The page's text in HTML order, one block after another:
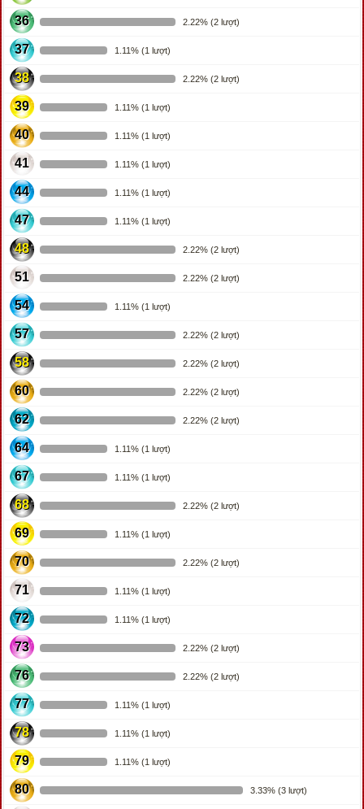
36 2.22% (2 lượt)
37 1.11% (1 lượt)
38 2.22% (2 lượt)
39 1.11% (1 lượt)
40 1.11% (1 lượt)
41 1.11% (1 lượt)
44 1.11% (1 lượt)
47 1.11% (1 lượt)
48 2.22% (2 lượt)
51 2.22% (2 lượt)
54 1.11% (1 lượt)
57 2.22% (2 lượt)
58 2.22% (2 lượt)
60 2.22% (2 lượt)
62 2.22% (2 lượt)
64 1.11% (1 lượt)
67 1.11% (1 lượt)
68 2.22% (2 lượt)
69 1.11% (1 lượt)
70 2.22% (2 lượt)
71 1.11% (1 lượt)
72 1.11% (1 lượt)
73 2.22% (2 lượt)
76 2.22% (2 lượt)
77 1.11% (1 lượt)
78 1.11% (1 lượt)
79 1.11% (1 lượt)
80 3.33% (3 lượt)